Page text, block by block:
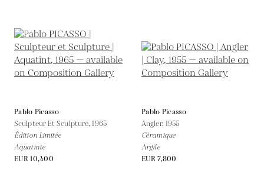
Pablo Picasso
Sculpteur Et Sculpture,1965
Édition Limitée
Aquatinte
EUR 10,400
Pablo Picasso
Angler, 1955
Céramique
Argile
EUR 7,800